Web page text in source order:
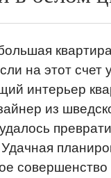
на этот
интерьер
из
совершенство